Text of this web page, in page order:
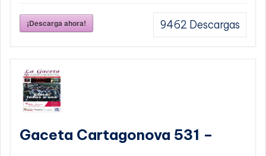
¡Descarga ahora! 9462 Descargas
Gaceta Cartagonova 531 –